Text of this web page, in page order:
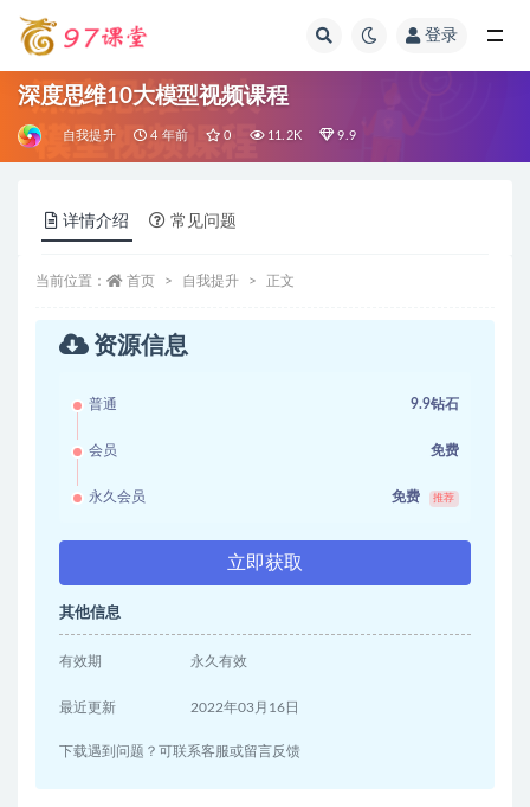
登录
深度思维10大模型视频课程
自我提升 4 年前 0 11.2K 9.9
详情介绍 常见问题
当前位置： 首页 自我提升 正文
资源信息
普通 9.9钻石
会员 免费
永久会员 免费 推荐
立即获取
其他信息
有效期 永久有效
最近更新 2022年03月16日
下载遇到问题？可联系客服或留言反馈